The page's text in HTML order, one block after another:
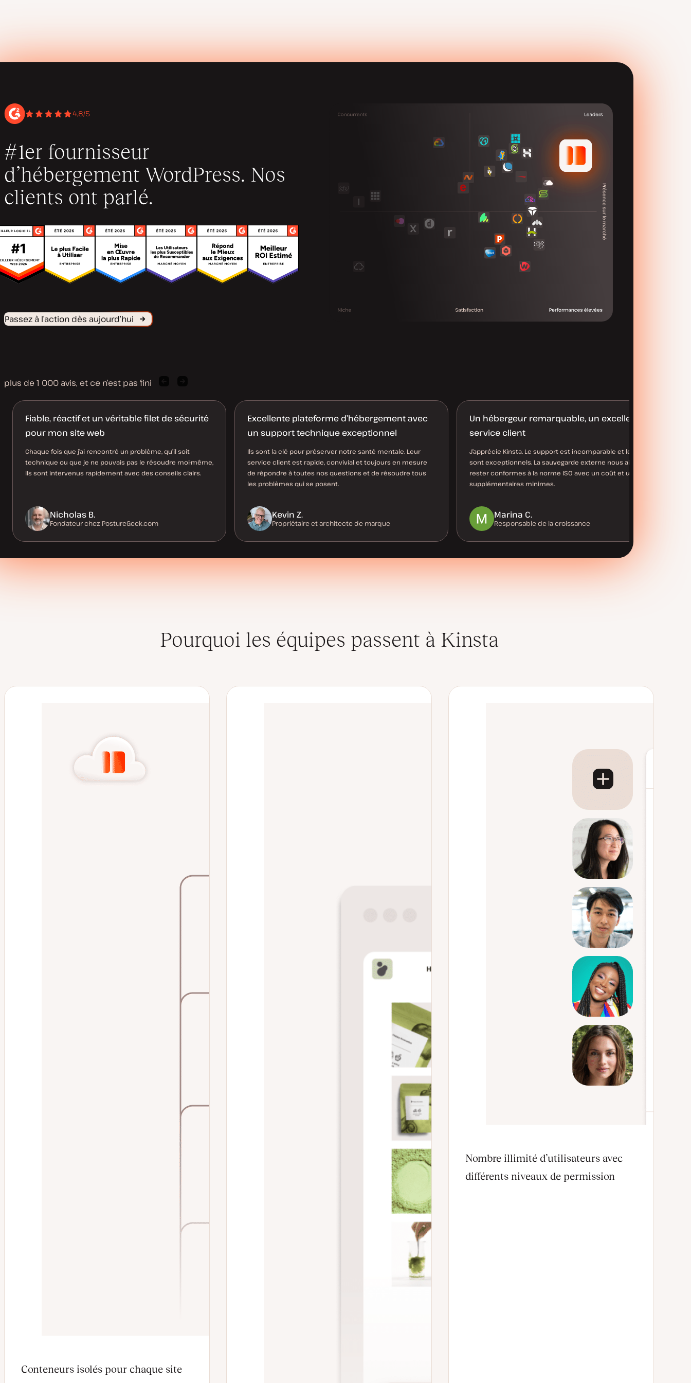
4,8/5
#1er fournisseur
d’hébergement WordPress. Nos
clients ont parlé.
Passez à l’action dès aujourd’hui
plus de 1 000 avis, et ce n’est pas fini
de
de
Fiable, réactif et un véritable filet de sécurité
pour mon site web
Chaque fois que j’ai rencontré un problème, qu’il soit
technique ou que je ne pouvais pas le résoudre moi-même,
ils sont intervenus rapidement avec des conseils clairs.
Nicholas B.
Fondateur chez PostureGeek.com
Excellente plateforme d’hébergement avec
un support technique exceptionnel
Ils sont la clé pour préserver notre santé mentale. Leur
service client est rapide, convivial et toujours en mesure
de répondre à toutes nos questions et de résoudre tous
les problèmes qui se posent.
Kevin Z.
Propriétaire et architecte de marque
Un hébergeur remarquable, un excellent
service client
J’apprécie Kinsta. Le support est incomparable et les outils
sont exceptionnels. La sauvegarde externe nous aide à
rester conformes à la norme ISO avec un coût et un travail
supplémentaires minimes.
Marina C.
Responsable de la croissance
Pourquoi les équipes passent à Kinsta
Conteneurs isolés pour chaque site
Nombre illimité d’utilisateurs avec
différents niveaux de permission